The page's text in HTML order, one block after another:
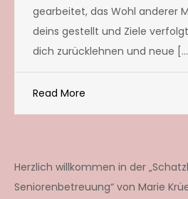
gearbeitet, das Wohl anderer
deins gestellt und Ziele
dich zurücklehnen und neue […]
Read More
Herzlich willkommen in der
Seniorenbetreuung“ von Marie